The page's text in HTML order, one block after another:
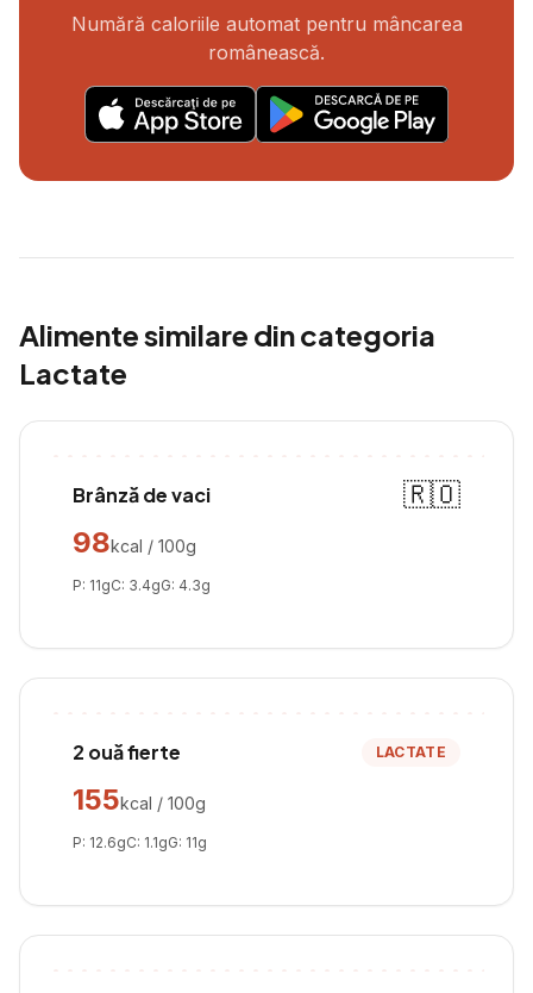
Numără caloriile automat pentru mâncarea
românească.
Alimente similare din categoria
Lactate
Brânză de vaci
🇷🇴
98kcal / 100g
P: 11gC: 3.4gG: 4.3g
2 ouă fierte LACTATE
155kcal / 100g
P: 12.6gC: 1.1gG: 11g